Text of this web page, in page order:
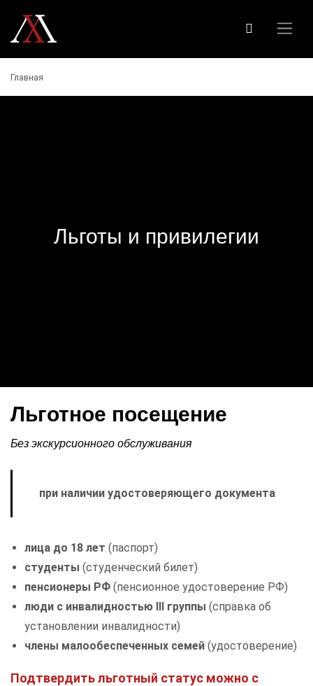
Главная
Льготы и привилегии
Льготное посещение
Без экскурсионного обслуживания
при наличии удостоверяющего документа
лица до 18 лет (паспорт)
студенты (студенческий билет)
пенсионеры РФ (пенсионное удостоверение РФ)
люди с инвалидностью III группы (справка об
установлении инвалидности)
члены малообеспеченных семей (удостоверение)
Подтвердить льготный статус можно с